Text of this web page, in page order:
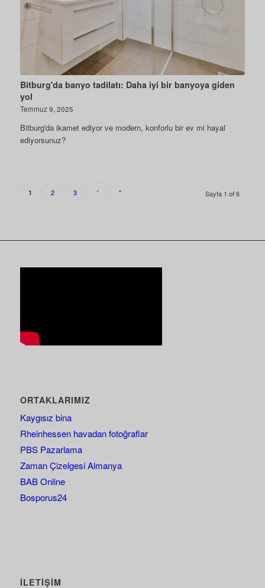
Bitburg'da banyo tadilatı: Daha iyi bir banyoya giden
yol
Temmuz 9, 2025
Bitburg'da ikamet ediyor ve modern, konforlu bir ev mi hayal
ediyorsunuz?
Sayfa 1 of 6
1 2 3 ' "
ORTAKLARIMIZ
Kaygısız bina
Rheinhessen havadan fotoğraflar
PBS Pazarlama
Zaman Çizelgesi Almanya
BAB Online
Bosporus24
İLETIŞIM